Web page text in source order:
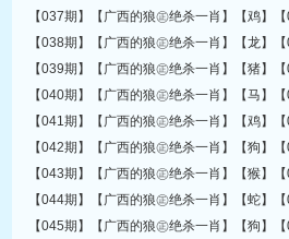
【037期】【广西的狼㊣绝杀一肖】【鸡】
【038期】【广西的狼㊣绝杀一肖】【龙】
【039期】【广西的狼㊣绝杀一肖】【猪】
【040期】【广西的狼㊣绝杀一肖】【马】
【041期】【广西的狼㊣绝杀一肖】【鸡】
【042期】【广西的狼㊣绝杀一肖】【狗】
【043期】【广西的狼㊣绝杀一肖】【猴】
【044期】【广西的狼㊣绝杀一肖】【蛇】
【045期】【广西的狼㊣绝杀一肖】【狗】